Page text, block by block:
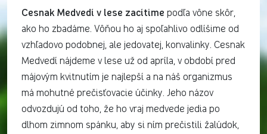
Cesnak Medvedí v lese zacítime podľa vône skôr,
ako ho zbadáme. Vôňou ho aj spoľahlivo odlíšime od
vzhľadovo podobnej, ale jedovatej, konvalinky. Cesnak
Medvedí nájdeme v lese už od apríla, v období pred
májovým kvitnutím je najlepší a na náš organizmus
má mohutné prečisťovacie účinky. Jeho názov
odvozdujú od toho, že ho vraj medvede jedia po
dlhom zimnom spánku, aby si ním prečistili žalúdok,